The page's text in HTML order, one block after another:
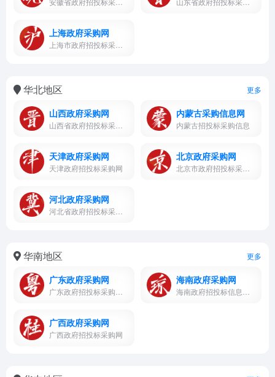
上海政府采购网
华北地区 更多
山西政府采购网 内蒙古采购信息网
内蒙古招投标采购信息
天津政府采购网
天津政府招投标采购网
北京政府采购网
河北政府采购网
华南地区 更多
广东政府采购网 海南政府采购网
广西政府采购网
广西政府招投标采购网